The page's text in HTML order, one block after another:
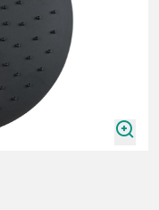
zoomIn